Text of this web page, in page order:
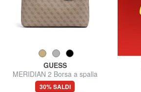
GUESS
MERIDIAN 2 Borsa a spalla
30% SALDI